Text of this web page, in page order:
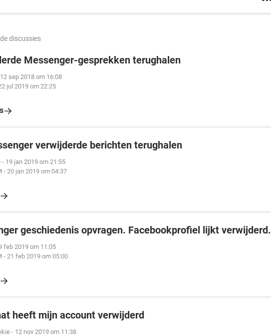
discussies
Messenger-gesprekken terughalen
12 sep 2018 om 16:08
jul 2019 om 22:25
verwijderde berichten terughalen
- 19 jan 2019 om 21:55
- 20 jan 2019 om 04:37
geschiedenis opvragen. Facebookprofiel lijkt verwijderd.
feb 2019 om 11:05
- 21 feb 2019 om 05:00
heeft mijn account verwijderd
- 12 nov 2019 om 11:38